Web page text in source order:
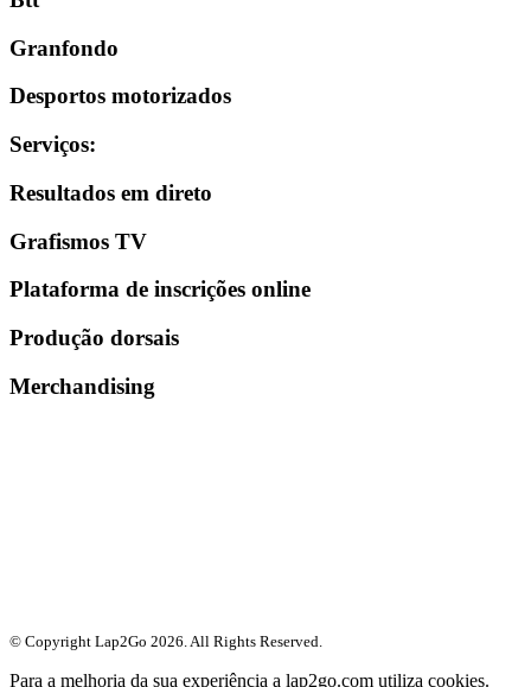
Granfondo
Desportos motorizados
Serviços:
Resultados em direto
Grafismos TV
Plataforma de inscrições online
Produção dorsais
Merchandising
© Copyright Lap2Go 2026. All Rights Reserved.
Para a melhoria da sua experiência a lap2go.com utiliza cookies.